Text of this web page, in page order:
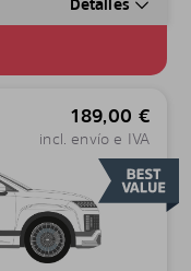
189,00 €
incl. envío e IVA